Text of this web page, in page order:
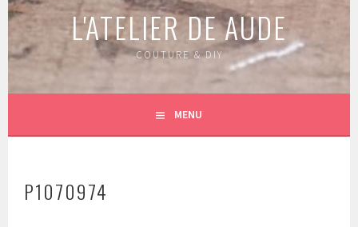
L'ATELIER DE AUDE
COUTURE & DIY
MENU
P1070974